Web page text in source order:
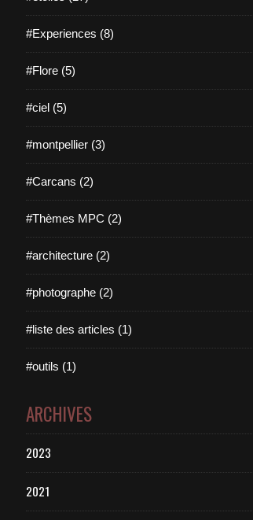
#Experiences (8)
#Flore (5)
#ciel (5)
#montpellier (3)
#Carcans (2)
#Thèmes MPC (2)
#architecture (2)
#photographe (2)
#liste des articles (1)
#outils (1)
ARCHIVES
2023
2021